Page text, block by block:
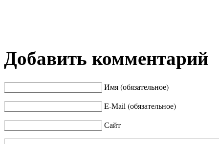
Добавить комментарий
Имя (обязательное)
E-Mail (обязательное)
Сайт